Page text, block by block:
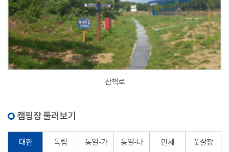
산책로
캠핑장 둘러보기
대한 독립 통일-가 통일-나 만세 풋살장